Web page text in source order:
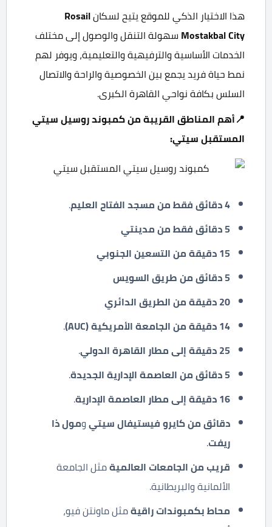
هذا الاختيار الذكي للموقع يتيح لسكانRosail
Mostakbal City سهولة التنقل والوصول إلى مختلف
الخدمات الأساسية والترفيهية والتعليمية، ويوفر لهم
نمط حياة فريد يجمع بين الخصوصية والراحة والاتصال
السلس بكافة نواحي القاهرة الكبرى.
📍أهم المناطق القريبة من كمبوند روسيل سيتي
المستقبل سيتي:
4دقائق فقط من مسجد الفتاح العليم.
5 دقائق فقط من مدينتي
15 دقيقة من التسعين الجنوبي
5 دقائق من طريق السويس
20 دقيقة من الطريق الدائري
14دقيقة من الجامعة الأمريكية(AUC)
.
25دقيقة إلى مطار القاهرة الدولي.
5دقائق من العاصمة الإدارية الجديدة.
16دقيقة إلى مطار العاصمة الإدارية.
دقائق من كايرو فيستيفال سيتيومول ذا
ريفت.
قريب من الجامعات العالميةمثل الجامعة
الألمانية والبريطانية.
محاط بكمبوندات راقيةمثل ماونتن فيو،